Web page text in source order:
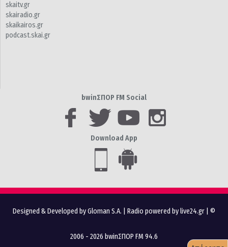
skaitv.gr
skairadio.gr
skaikairos.gr
podcast.skai.gr
bwinΣΠΟΡ FM Social
Download App
Designed & Developed by Gloman S.A. Radio powered by live24.gr | ©
2006 - 2026 bwinΣΠΟΡ FM 94.6